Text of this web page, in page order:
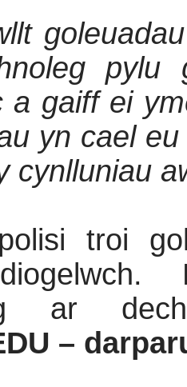
pylu
a gaiff ei
yn cael
cynlluniau
troi
ar
–